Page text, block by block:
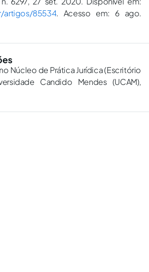
artigos/85534. Acesso em: 6 ago.
Núcleo de Prática Jurídica (Escritório
Candido Mendes (UCAM),